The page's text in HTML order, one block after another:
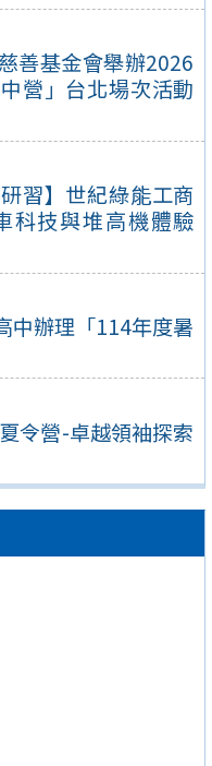
善基金會舉辦2026
營」台北場次活動
習】世紀綠能工商
科技與堆高機體驗
中辦理「114年度暑
令營-卓越領袖探索